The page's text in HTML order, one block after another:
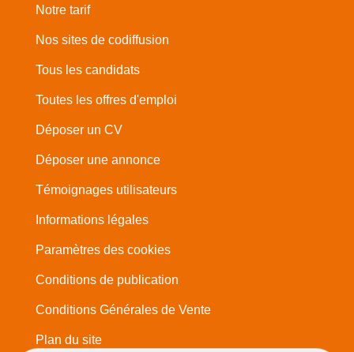
Notre tarif
Nos sites de codiffusion
Tous les candidats
Toutes les offres d'emploi
Déposer un CV
Déposer une annonce
Témoignages utilisateurs
Informations légales
Paramètres des cookies
Conditions de publication
Conditions Générales de Vente
Plan du site